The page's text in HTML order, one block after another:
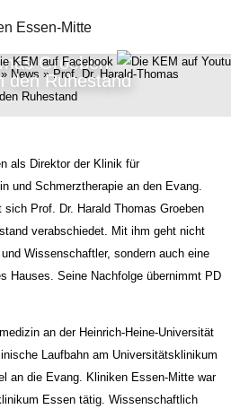
Groeben
den Ruhestand
» News »Prof. Dr. Harald-Thomas
Ruhestand
als Direktor derKlinik für
und Schmerztherapie an den Evang.
Prof. Dr. Harald Thomas Groeben
verabschiedet. Mit ihm geht nicht
Wissenschaftler, sondern auch eine
Hauses. Seine Nachfolge übernimmt PD
an der Heinrich-Heine-Universität
Laufbahn am Universitätsklinikum
an die Evang. Klini­ken Essen-Mitte war
Essen tätig. Wissenschaftlich